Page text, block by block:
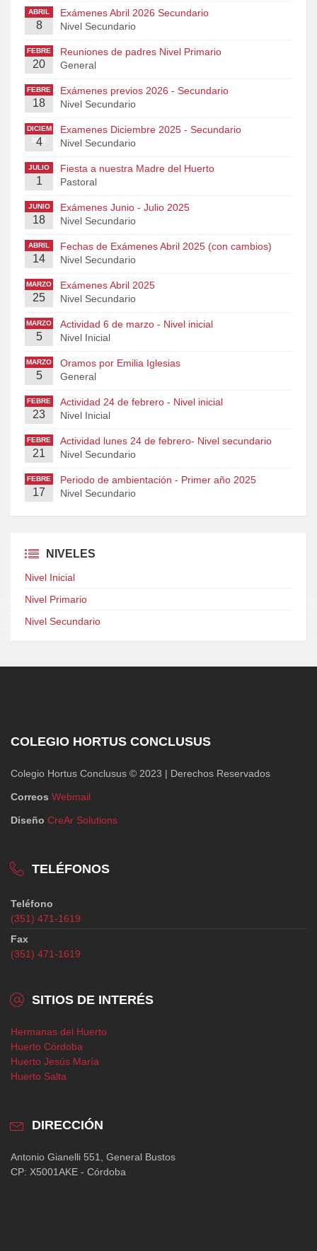
ABRIL
8
Exámenes Abril 2026 Secundario
Nivel Secundario
FEBRE
RO
20
Reuniones de padres Nivel Primario
General
FEBRE
RO
18
Exámenes previos 2026 - Secundario
Nivel Secundario
DICIEM
BRE
4
Examenes Diciembre 2025 - Secundario
Nivel Secundario
JULIO
1
Fiesta a nuestra Madre del Huerto
Pastoral
JUNIO
18
Exámenes Junio - Julio 2025
Nivel Secundario
ABRIL
14
Fechas de Exámenes Abril 2025 (con cambios)
Nivel Secundario
MARZO
25
Exámenes Abril 2025
Nivel Secundario
MARZO
5
Actividad 6 de marzo - Nivel inicial
Nivel Inicial
MARZO
5
Oramos por Emilia Iglesias
General
FEBRE
RO
23
Actividad 24 de febrero - Nivel inicial
Nivel Inicial
FEBRE
RO
21
Actividad lunes 24 de febrero- Nivel secundario
Nivel Secundario
FEBRE
RO
17
Periodo de ambientación - Primer año 2025
Nivel Secundario
NIVELES
Nivel Inicial
Nivel Primario
Nivel Secundario
COLEGIO HORTUS CONCLUSUS
Colegio Hortus Conclusus © 2023 | Derechos Reservados
Correos Webmail
Diseño CreAr Solutions
TELÉFONOS
Teléfono
(351) 471-1619
Fax
(351) 471-1619
SITIOS DE INTERÉS
Hermanas del Huerto
Huerto Córdoba
Huerto Jesús María
Huerto Salta
DIRECCIÓN
Antonio Gianelli 551, General Bustos
CP: X5001AKE - Córdoba